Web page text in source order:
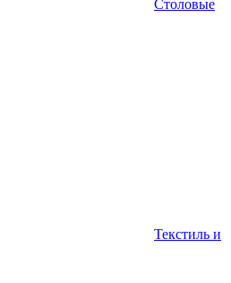
Столовые
Текстиль и